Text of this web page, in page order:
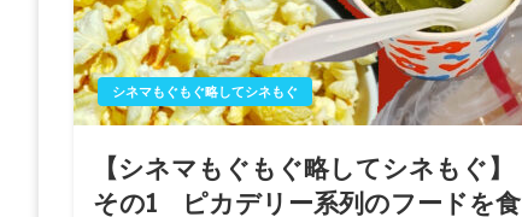
シネマもぐもぐ略してシネもぐ
【シネマもぐもぐ略してシネもぐ】
その1 ピカデリー系列のフードを食